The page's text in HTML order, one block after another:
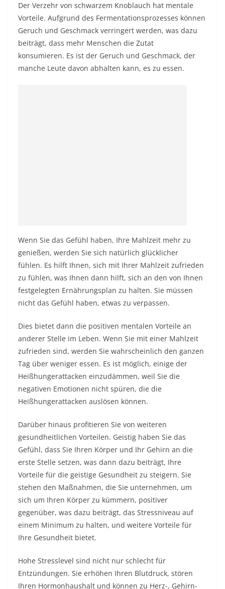
Der Verzehr von schwarzem Knoblauch hat mentale
Vorteile. Aufgrund des Fermentationsprozesses können
Geruch und Geschmack verringert werden, was dazu
beiträgt, dass mehr Menschen die Zutat
konsumieren. Es ist der Geruch und Geschmack, der
manche Leute davon abhalten kann, es zu essen.
Wenn Sie das Gefühl haben, Ihre Mahlzeit mehr zu
genießen, werden Sie sich natürlich glücklicher
fühlen. Es hilft Ihnen, sich mit Ihrer Mahlzeit zufrieden
zu fühlen, was Ihnen dann hilft, sich an den von Ihnen
festgelegten Ernährungsplan zu halten. Sie müssen
nicht das Gefühl haben, etwas zu verpassen.
Dies bietet dann die positiven mentalen Vorteile an
anderer Stelle im Leben. Wenn Sie mit einer Mahlzeit
zufrieden sind, werden Sie wahrscheinlich den ganzen
Tag über weniger essen. Es ist möglich, einige der
Heißhungerattacken einzudämmen, weil Sie die
negativen Emotionen nicht spüren, die die
Heißhungerattacken auslösen können.
Darüber hinaus profitieren Sie von weiteren
gesundheitlichen Vorteilen. Geistig haben Sie das
Gefühl, dass Sie Ihren Körper und Ihr Gehirn an die
erste Stelle setzen, was dann dazu beiträgt, Ihre
Vorteile für die geistige Gesundheit zu steigern. Sie
stehen den Maßnahmen, die Sie unternehmen, um
sich um Ihren Körper zu kümmern, positiver
gegenüber, was dazu beiträgt, das Stressniveau auf
einem Minimum zu halten, und weitere Vorteile für
Ihre Gesundheit bietet.
Hohe Stresslevel sind nicht nur schlecht für
Entzündungen. Sie erhöhen Ihren Blutdruck, stören
Ihren Hormonhaushalt und können zu Herz-, Gehirn-